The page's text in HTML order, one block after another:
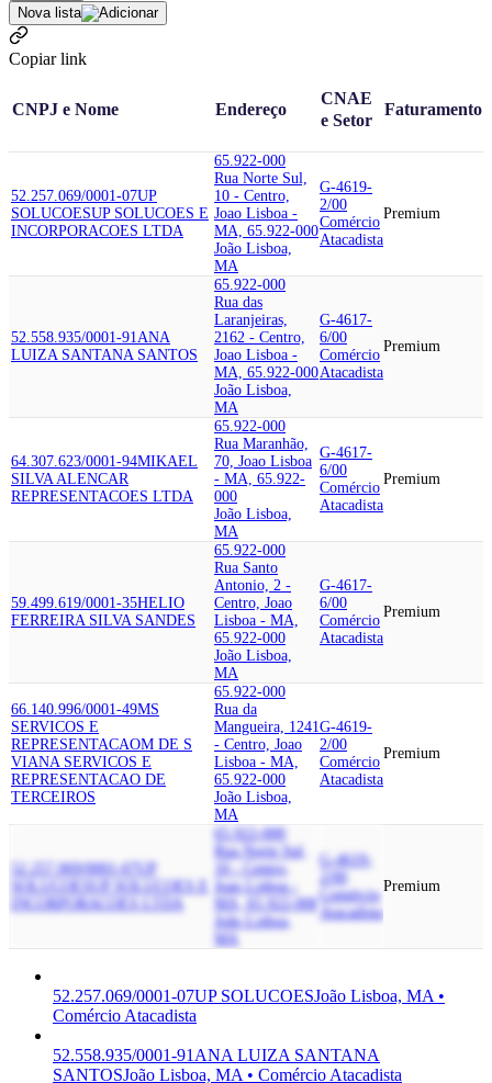
Nova lista
Copiar link
CNPJ e Nome Endereço
CNAE
e Setor
Faturamento
52.257.069/0001-07UP
SOLUCOESUP SOLUCOES E
INCORPORACOES LTDA
65.922-000
Rua Norte Sul,
10 - Centro,
Joao Lisboa -
MA, 65.922-000
João Lisboa,
MA
G-4619-
2/00
Comércio
Atacadista
Premium
52.558.935/0001-91ANA
LUIZA SANTANA SANTOS
65.922-000
Rua das
Laranjeiras,
2162 - Centro,
Joao Lisboa -
MA, 65.922-000
João Lisboa,
MA
G-4617-
6/00
Comércio
Atacadista
Premium
64.307.623/0001-94MIKAEL
SILVA ALENCAR
REPRESENTACOES LTDA
65.922-000
Rua Maranhão,
70, Joao Lisboa
- MA, 65.922-
000
João Lisboa,
MA
G-4617-
6/00
Comércio
Atacadista
Premium
59.499.619/0001-35HELIO
FERREIRA SILVA SANDES
65.922-000
Rua Santo
Antonio, 2 -
Centro, Joao
Lisboa - MA,
65.922-000
João Lisboa,
MA
G-4617-
6/00
Comércio
Atacadista
Premium
66.140.996/0001-49MS
SERVICOS E
REPRESENTACAOM DE S
VIANA SERVICOS E
REPRESENTACAO DE
TERCEIROS
65.922-000
Rua da
Mangueira, 1241
- Centro, Joao
Lisboa - MA,
65.922-000
João Lisboa,
MA
G-4619-
2/00
Comércio
Atacadista
Premium
52.257.069/0001-07
UP
SOLUCOES
UP SOLUCOES E
INCORPORACOES LTDA
65.922-000
Rua Norte Sul,
10 - Centro,
Joao Lisboa -
MA, 65.922-000
João Lisboa,
MA
G-4619-
2/00
Comércio
Atacadista
Premium
52.257.069/0001-07UP SOLUCOESJoão Lisboa, MA •
Comércio Atacadista
52.558.935/0001-91 ANA LUIZA SANTANA
SANTOSJoão Lisboa, MA • Comércio Atacadista